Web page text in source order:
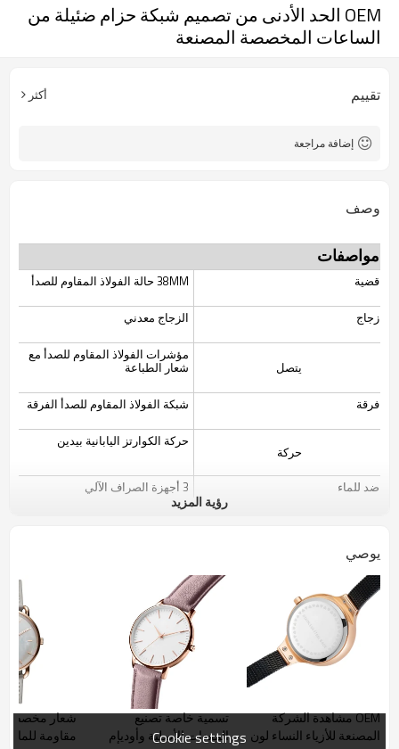
OEM الحد الأدنى من تصميم شبكة حزام ضئيلة من
الساعات المخصصة المصنعة
تقييم أكثر
إضافة مراجعة
وصف
مواصفات
قضية 38MM حالة الفولاذ المقاوم للصدأ
زجاج الزجاج معدني
يتصل
مؤشرات الفولاذ المقاوم للصدأ مع
شعار الطباعة
فرقة شبكة الفولاذ المقاوم للصدأ الفرقة
حركة
حركة الكوارتز اليابانية بيدين
ضد للماء
3 أجهزة الصراف الآلي
والعملاء
رؤية المزيد
يوصي
OEM مشاهدة الشركة
المصنعة للأزياء النساء لون
تسمية خاصة تصنيع
المعدات الأصلية وأوديإم
مقاومة للماء
Cookie settings